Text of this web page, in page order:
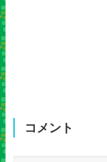
コメント